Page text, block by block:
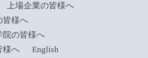
上場企業の皆様へ
皆様へ
院の皆様へ
様へ
English